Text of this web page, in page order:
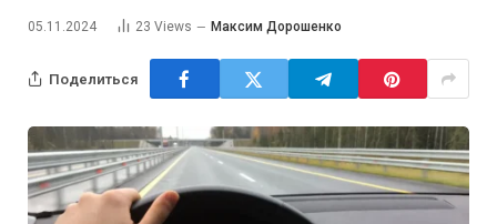
05.11.2024 23 Views Максим Дорошенко
Поделиться